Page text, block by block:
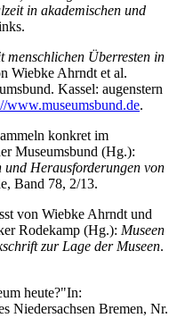
in akademischen und
menschlichen Überresten in
Wiebke Ahrndt et al.
Kassel: augenstern
www.museumsbund.de.
konkret im
Museumsbund (Hg.):
und Herausforderungen von
Band 78, 2/13.
von Wiebke Ahrndt und
Rodekamp (Hg.): Museen
zur Lage der Museen.
heute?"In:
Niedersachsen Bremen, Nr.